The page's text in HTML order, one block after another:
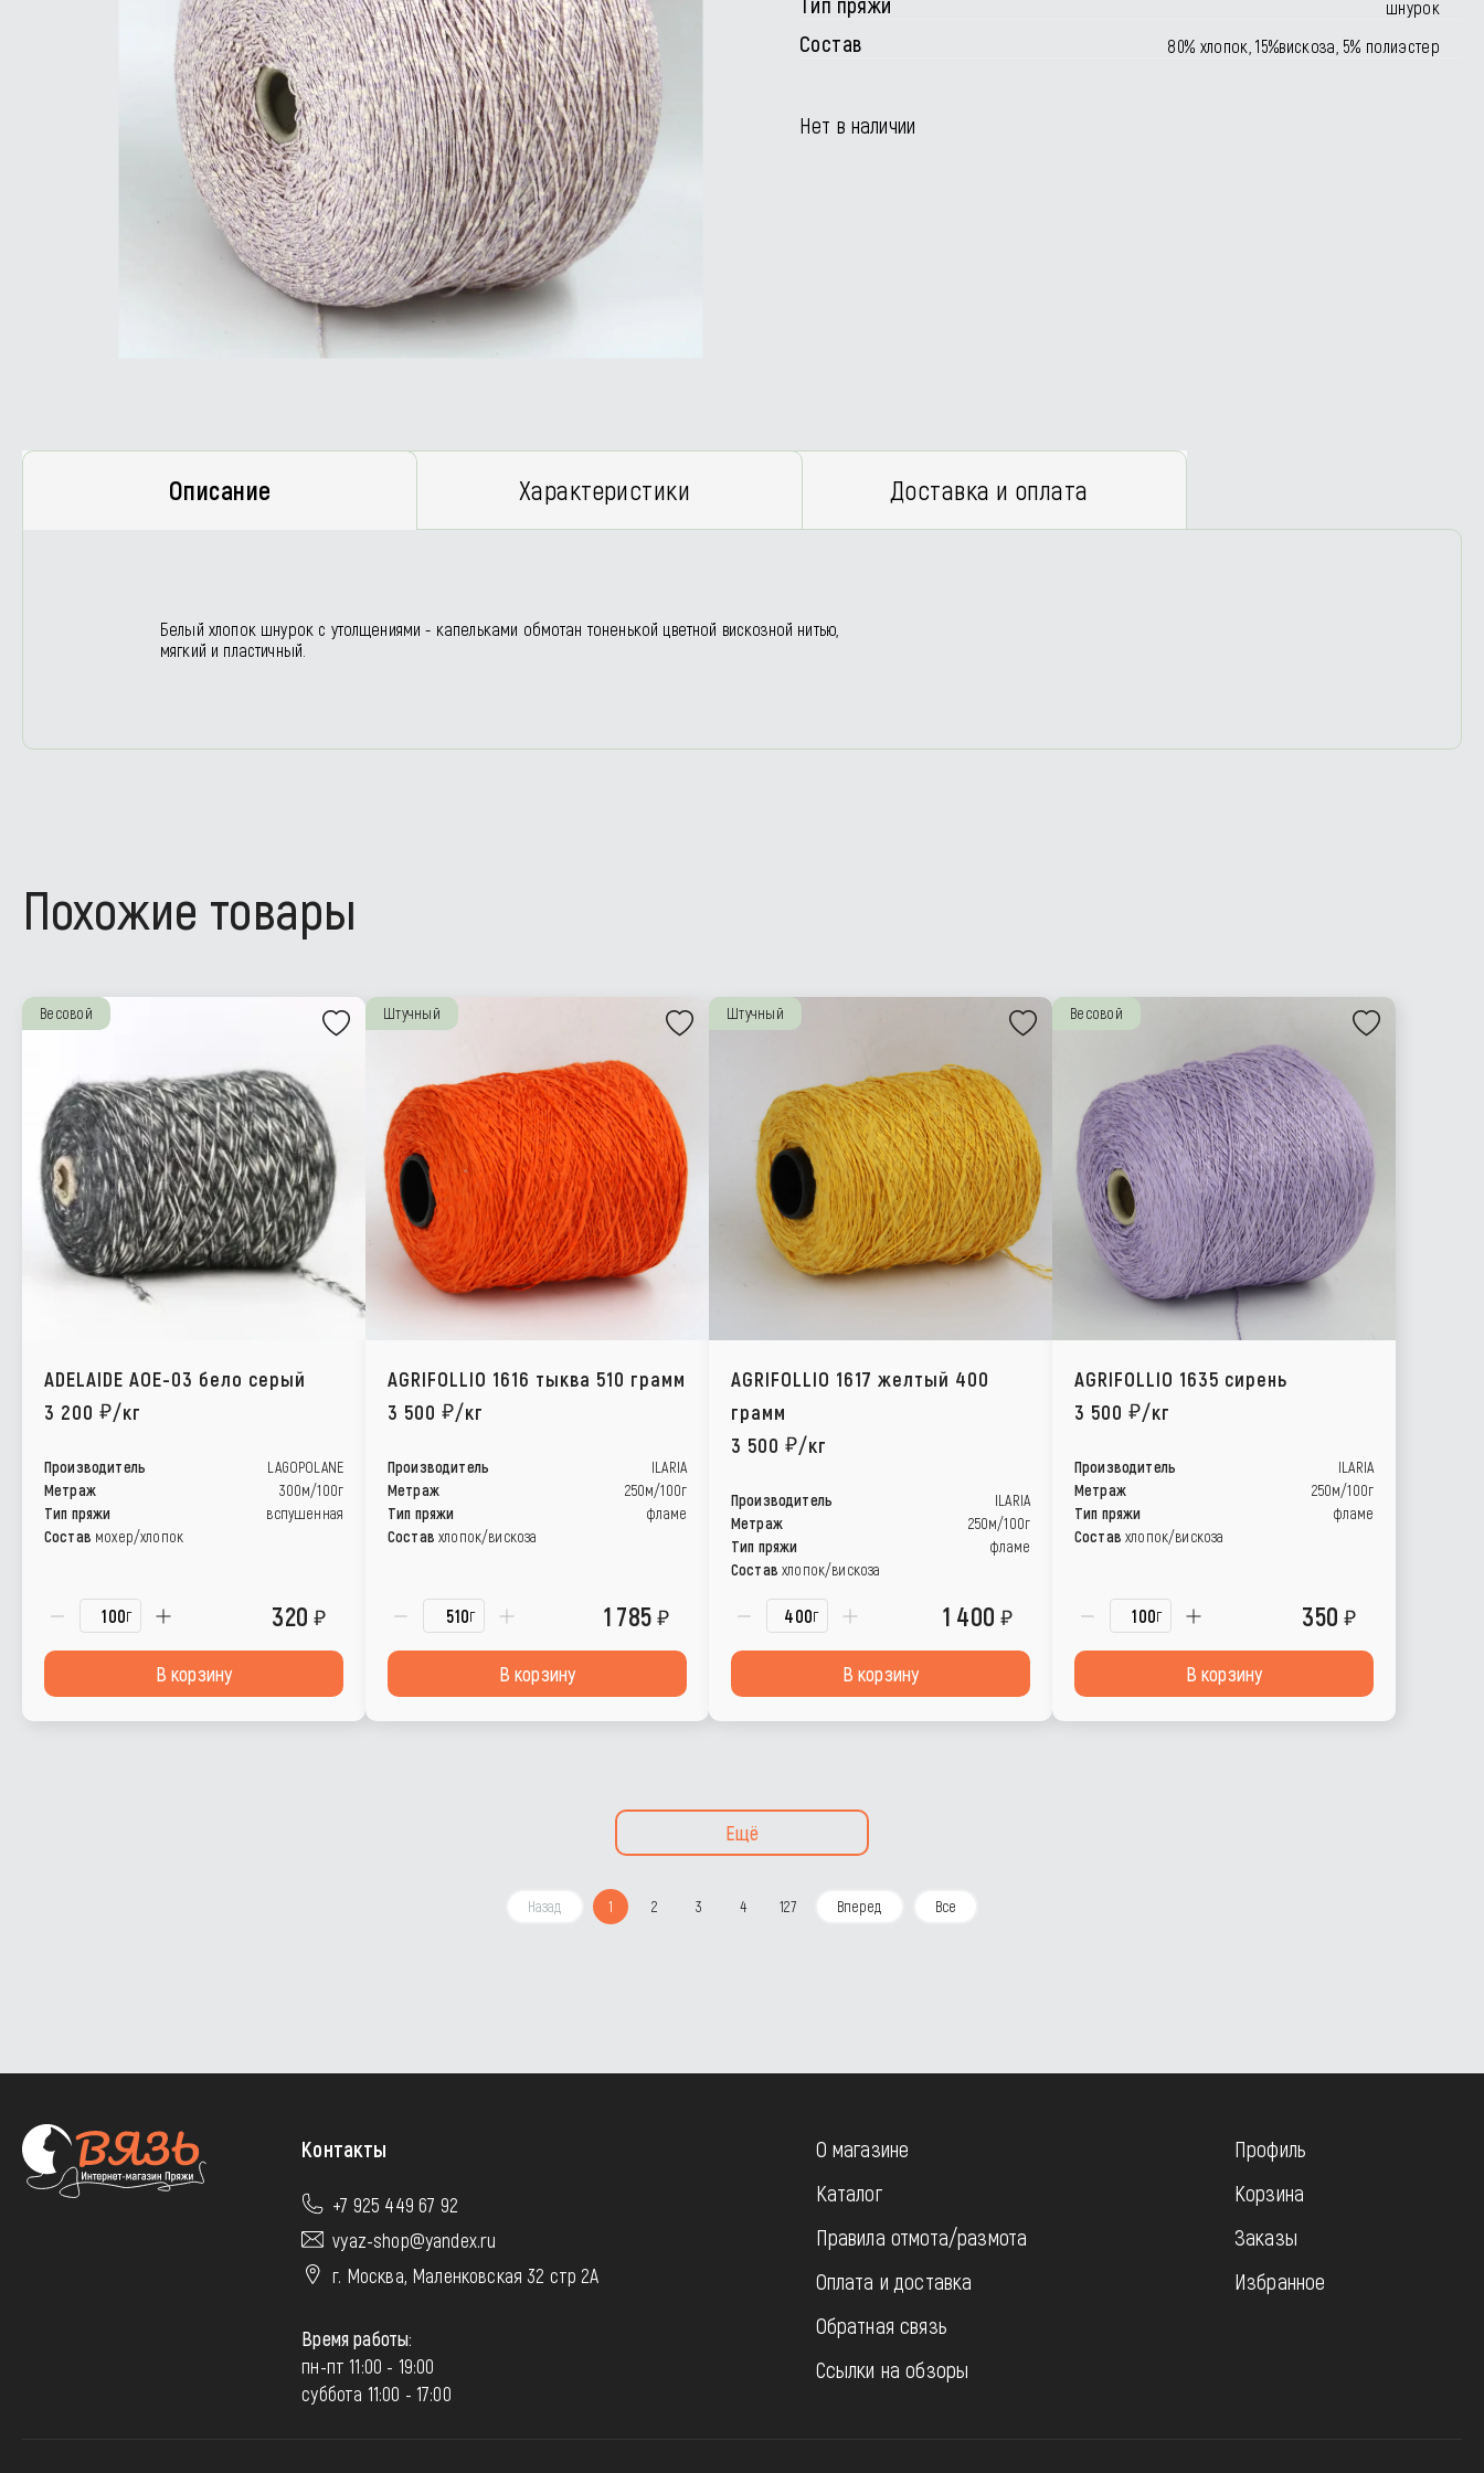
шнурок
Состав 80% хлопок, 15%вискоза, 5% полиэстер
Нет в наличии
Описание Характеристики Доставка и оплата
Белый хлопок шнурок с утолщениями - капельками обмотан тоненькой цветной вискозной нитью,
мягкий и пластичный.
Похожие товары
Весовой
ADELAIDE AOE-03 бело серый
3 200
/кг
Производитель
LAGOPOLANE
Метраж
300м/100г
Тип пряжи
вспушенная
Состав мохер/хлопок
г 320
В корзину
Штучный
AGRIFOLLIO 1616 тыква 510 грамм
3 500
/кг
Производитель
ILARIA
Метраж
250м/100г
Тип пряжи
фламе
Состав хлопок/вискоза
г 1 785
В корзину
Штучный
AGRIFOLLIO 1617 желтый 400
грамм
3 500
/кг
Производитель
ILARIA
Метраж
250м/100г
Тип пряжи
фламе
Состав хлопок/вискоза
г 1 400
В корзину
Весовой
AGRIFOLLIO 1635 сирень
3 500
/кг
Производитель
ILARIA
Метраж
250м/100г
Тип пряжи
фламе
Состав хлопок/вискоза
г 350
В корзину
Ещё
Назад 1 2 3 4 127 Вперед Все
Контакты
+7 925 449 67 92
vyaz-shop@yandex.ru
г. Москва, Маленковская 32 стр 2А
Время работы:
пн-пт 11:00 - 19:00
суббота 11:00 - 17:00
О магазине
Каталог
Правила отмота/размота
Оплата и доставка
Обратная связь
Ссылки на обзоры
Профиль
Корзина
Заказы
Избранное